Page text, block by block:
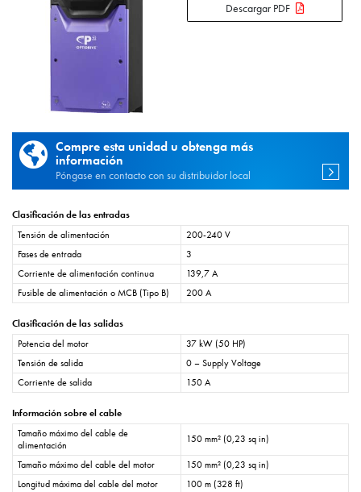
Descargar PDF
Compre esta unidad u obtenga más
información
Póngase en contacto con su distribuidor local
Clasificación de las entradas
Tensión de alimentación
200-240 V
Fases de entrada
3
Corriente de alimentación continua
139,7 A
Fusible de alimentación o MCB (Tipo B)
200 A
Clasificación de las salidas
Potencia del motor
37 kW (50 HP)
Tensión de salida
0 – Supply Voltage
Corriente de salida
150 A
Información sobre el cable
Tamaño máximo del cable de
alimentación
150 mm² (0,23 sq in)
Tamaño máximo del cable del motor
150 mm² (0,23 sq in)
Longitud máxima del cable del motor
100 m (328 ft)